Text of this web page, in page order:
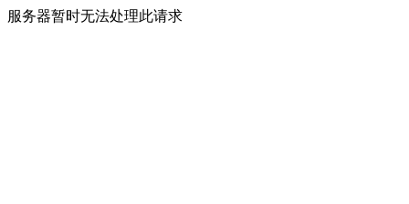
服务器暂时无法处理此请求